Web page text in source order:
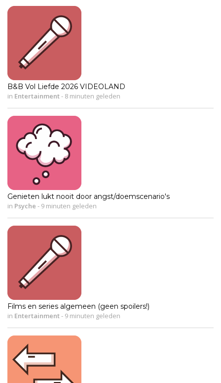
B&B Vol Liefde 2026 VIDEOLAND
in Entertainment- 8 minuten geleden
Genieten lukt nooit door angst/doemscenario's
in Psyche - 9 minuten geleden
Films en series algemeen (geen spoilers!)
in Entertainment- 9 minuten geleden